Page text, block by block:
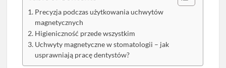
Precyzja podczas użytkowania uchwytów
magnetycznych
Higieniczność przede wszystkim
Uchwyty magnetyczne w stomatologii – jak
usprawniają pracę dentystów?